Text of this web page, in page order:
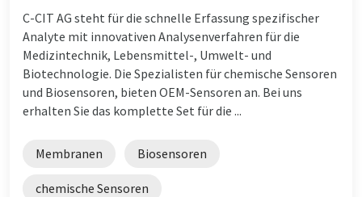
C-CIT AG steht für die schnelle Erfassung spezifischer
Analyte mit innovativen Analysenverfahren für die
Medizintechnik, Lebensmittel-, Umwelt- und
Biotechnologie. Die Spezialisten für chemische Sensoren
und Biosensoren, bieten OEM-Sensoren an. Bei uns
erhalten Sie das komplette Set für die ...
Membranen Biosensoren
chemische Sensoren